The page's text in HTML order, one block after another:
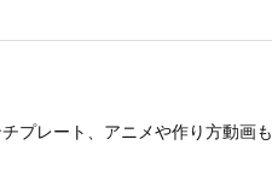
プレート、アニメや作り方動画も